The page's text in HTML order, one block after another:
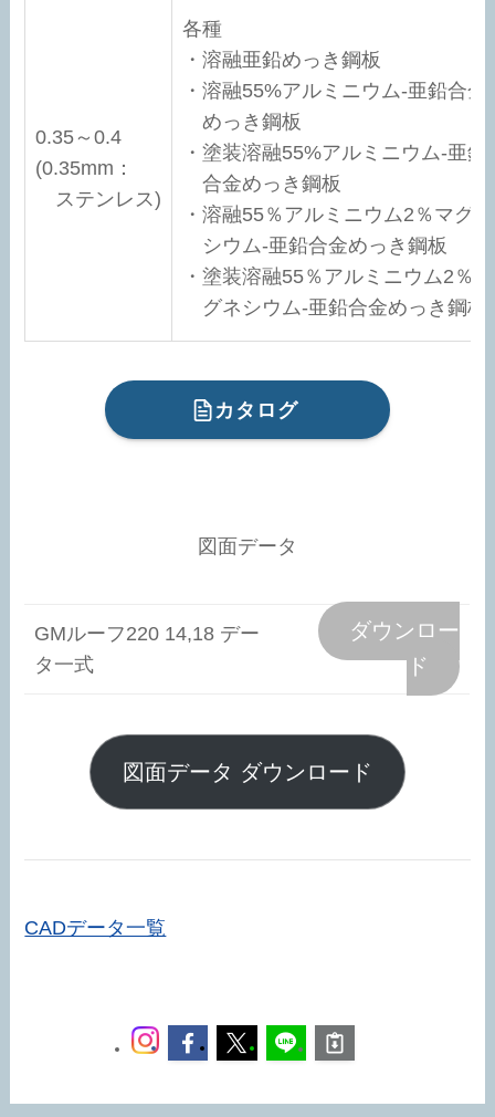
0.35～0.4
(0.35mm：
ステンレス)
各種
・溶融亜鉛めっき鋼板
・溶融55%アルミニウム-亜鉛合金
めっき鋼板
・塗装溶融55%アルミニウム-亜鉛
合金めっき鋼板
・溶融55％アルミニウム2％マグネ
シウム-亜鉛合金めっき鋼板
・塗装溶融55％アルミニウム2％マ
グネシウム-亜鉛合金めっき鋼板
カタログ
図面データ
GMルーフ220 14,18 デー
タ一式
ダウンロー
ド
図面データ ダウンロード
CADデータ一覧